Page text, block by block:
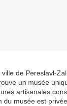
de Pereslavl-
un musée
artisanales
du musée est